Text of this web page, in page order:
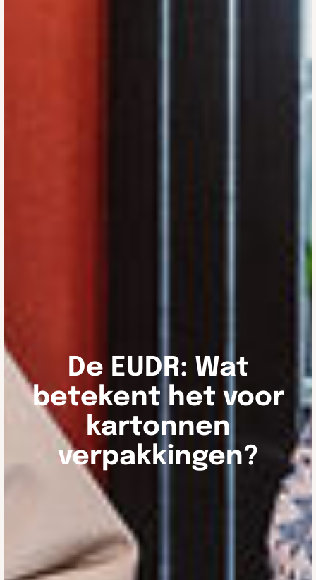
De EUDR: Wat
betekent het voor
kartonnen
verpakkingen?